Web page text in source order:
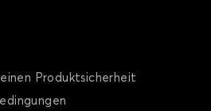
Produktsicherheit